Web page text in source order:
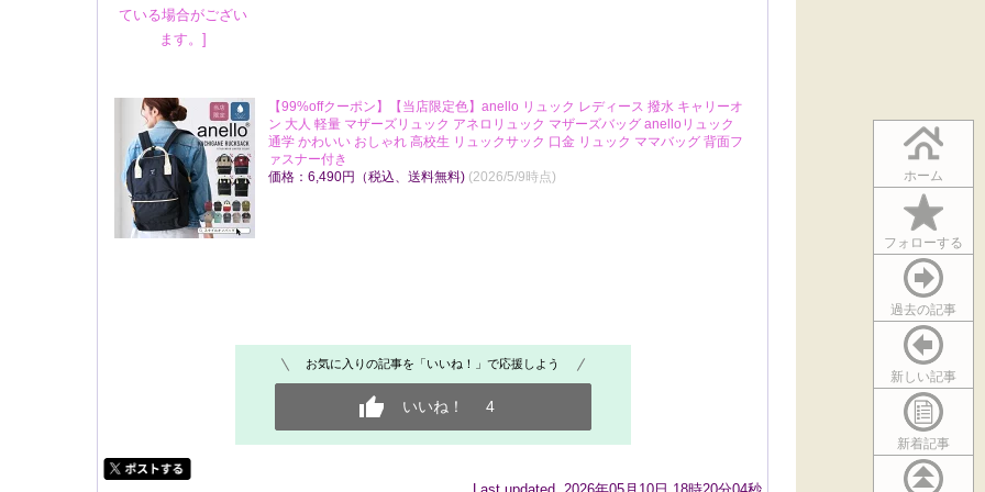
ホーム
フォローする
過去の記事
新しい記事
新着記事
【99%offクーポン】【当店限定色】anello リュック レディース 撥水 キャリーオ
ン 大人 軽量 マザーズリュック アネロリュック マザーズバッグ anelloリュック
通学 かわいい おしゃれ 高校生 リュックサック 口金 リュック ママバッグ 背面フ
ァスナー付き
価格：6,490円（税込、送料無料) (2026/5/9時点)
お気に入りの記事を「いいね！」で応援しよう
いいね！ 4